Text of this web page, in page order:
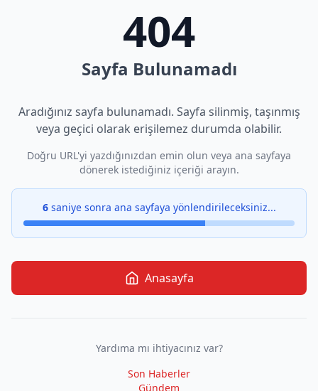
404
Sayfa Bulunamadı
Aradığınız sayfa bulunamadı. Sayfa silinmiş, taşınmış
veya geçici olarak erişilemez durumda olabilir.
Doğru URL'yi yazdığınızdan emin olun veya ana sayfaya
dönerek istediğiniz içeriği arayın.
6saniye sonra ana sayfaya yönlendirileceksiniz...
Anasayfa
Yardıma mı ihtiyacınız var?
Son Haberler
Gündem